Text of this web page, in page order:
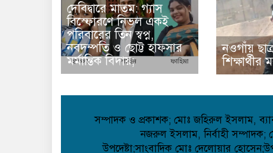
দেবিদ্বারে মাতম: গ্যাস
বিস্ফোরণে নিভল একই
পরিবারের তিন স্বপ্ন,
নবদম্পতি ও ছোট্ট হাফসার
মর্মান্তিক বিদায়;
নওগাঁয়
শিক্ষার্থীর
সম্পাদক ও প্রকাশক; মোঃ জহিরুল ইসলাম,
নজরুল ইসলাম, নির্বাহী সম্পাদক;
উপদেষ্টা;সাংবাদিক মোঃ দেলোয়ার